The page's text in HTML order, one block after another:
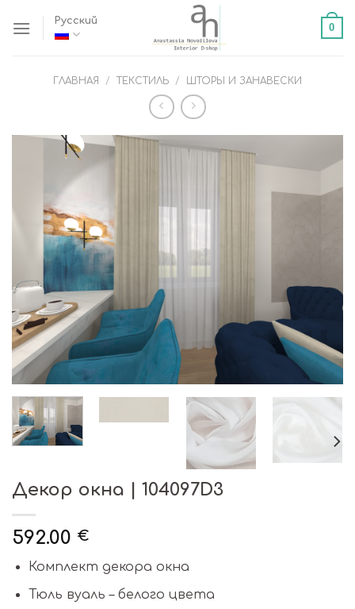
Русский
0
ГЛАВНАЯ / ТЕКСТИЛЬ / ШТОРЫ И ЗАНАВЕСКИ
Декор окна | 104097D3
592.00 €
Комплект декора окна
Тюль вуаль – белого цвета